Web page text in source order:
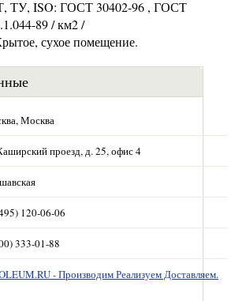
ТУ, ISO: ГОСТ 30402-96 , ГОСТ
89 / км2 /
сухое помещение.
Москва
проезд, д. 25, офис 4
120-06-06
333-01-88
- Производим Реализуем Доставляем.